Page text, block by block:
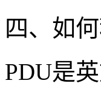
四、如
PDU是